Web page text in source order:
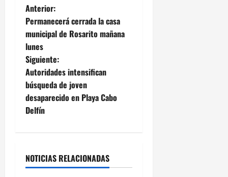
N
a
v
e
g
a
i
Anterior:
Permanecerá cerrada la casa
municipal de Rosarito mañana
lunes
Siguiente:
Autoridades intensifican
búsqueda de joven
desaparecido en Playa Cabo
Delfín
NOTICIAS RELACIONADAS